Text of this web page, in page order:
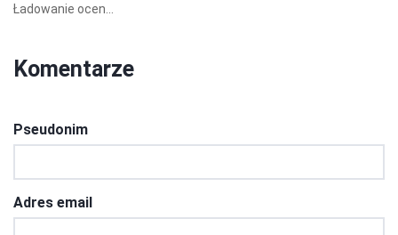
Ładowanie ocen...
Komentarze
Pseudonim
Adres email